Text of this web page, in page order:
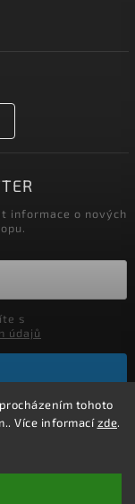
tohoto
Více informacízde.
informace o nových
údajů
práva vyhrazena.